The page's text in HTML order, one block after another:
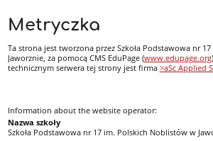
Metryczka
Ta strona jest tworzona przez Szkoła Podstawowa nr
Jaworznie, za pomocą CMS EduPage (www.edupage.org
technicznym serwera tej strony jest firma >aSc Applied
Information about the website operator:
Nazwa szkoły
Szkoła Podstawowa nr 17 im. Polskich Noblistów w